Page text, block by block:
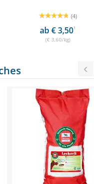
(4)
ab € 3,50 1
(€ 3,60/kg)